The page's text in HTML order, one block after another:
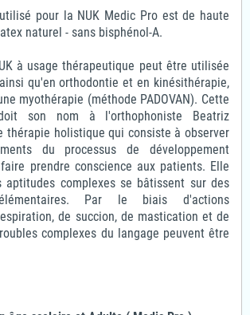
pour la NUK Medic Pro est de haute
naturel - sans bisphénol-A.
à usage thérapeutique peut être utilisée
qu'en orthodontie et en kinésithérapie,
myothérapie (méthode PADOVAN). Cette
son nom à l'orthophoniste Beatriz
thérapie holistique qui consiste à observer
du processus de développement
prendre conscience aux patients. Elle
aptitudes complexes se bâtissent sur des
élémentaires. Par le biais d'actions
de succion, de mastication et de
complexes du langage peuvent être